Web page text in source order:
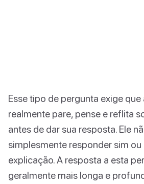
Esse tipo de pergunta exige
realmente pare, pense e reflita
antes de dar sua resposta. Ele
simplesmente responder sim ou
explicação. A resposta a esta
geralmente mais longa e